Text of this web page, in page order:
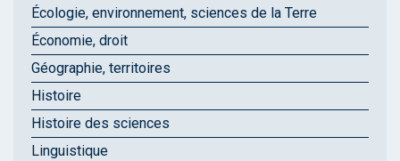
Écologie, environnement, sciences de la Terre
Économie, droit
Géographie, territoires
Histoire
Histoire des sciences
Linguistique